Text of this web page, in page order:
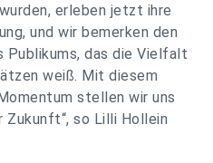
erleben jetzt ihre
und wir bemerken den
Publikums, das die Vielfalt
weiß. Mit diesem
stellen wir uns
Zukunft“, so Lilli Hollein